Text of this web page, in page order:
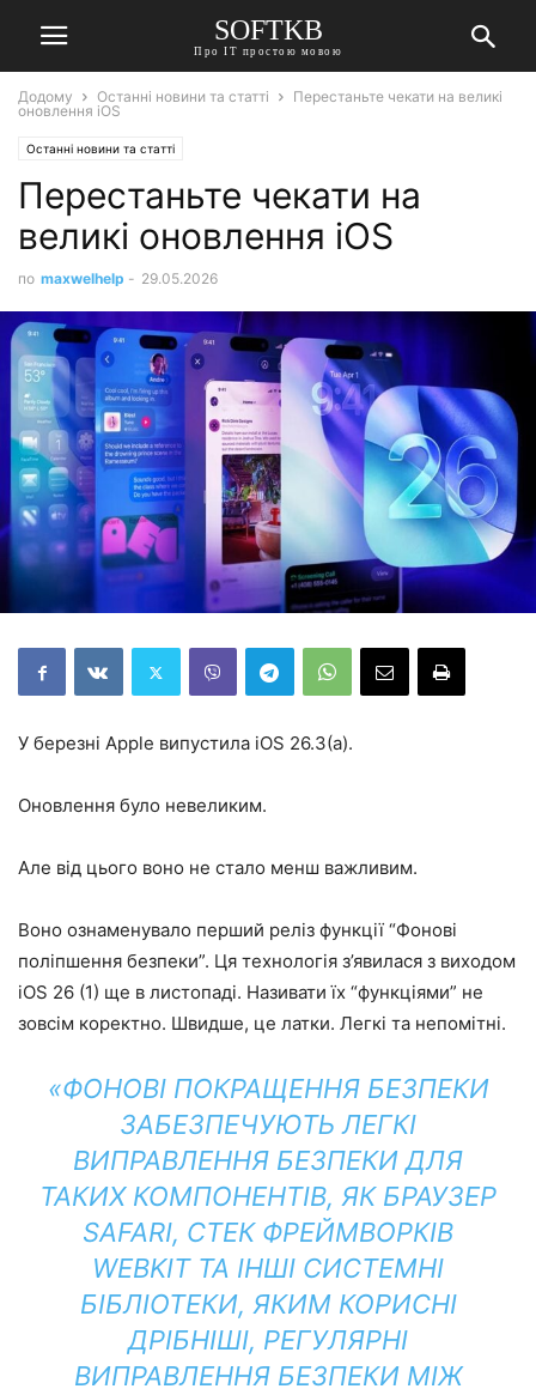
SOFTKB
Про ІТ простою мовою
Додому Останні новини та статті
Перестаньте чекати на великі
оновлення iOS
Останні новини та статті
Перестаньте чекати на
великі оновлення iOS
по maxwelhelp - 29.05.2026
У березні Apple випустила iOS 26.3(а).
Оновлення було невеликим.
Але від цього воно не стало менш важливим.
Воно ознаменувало перший реліз функції “Фонові
поліпшення безпеки”. Ця технологія з’явилася з виходом
iOS 26 (1) ще в листопаді. Називати їх “функціями” не
зовсім коректно. Швидше, це латки. Легкі та непомітні.
«ФОНОВІ ПОКРАЩЕННЯ БЕЗПЕКИ
ЗАБЕЗПЕЧУЮТЬ ЛЕГКІ
ВИПРАВЛЕННЯ БЕЗПЕКИ ДЛЯ
ТАКИХ КОМПОНЕНТІВ, ЯК БРАУЗЕР
SAFARI, СТЕК ФРЕЙМВОРКІВ
WEBKIT ТА ІНШІ СИСТЕМНІ
БІБЛІОТЕКИ, ЯКИМ КОРИСНІ
ДРІБНІШІ, РЕГУЛЯРНІ
ВИПРАВЛЕННЯ БЕЗПЕКИ МІЖ